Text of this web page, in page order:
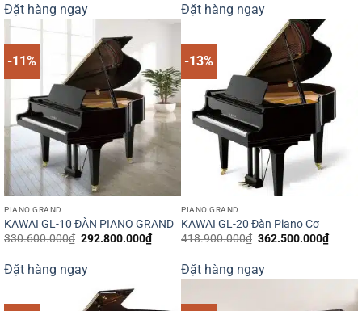
248.000.000₫.
240.000.000₫.
Đặt hàng ngay
35.000.000₫.
Đặt hàng ngay
-11%
PIANO GRAND
KAWAI GL-10 ĐÀN PIANO GRAND
330.600.000₫ Giá
330.600.000₫.
292.800.000₫Giá
hiện
292.800.000₫.
Đặt hàng ngay
-13%
PIANO GRAND
KAWAI GL-20 Đàn Piano Cơ
418.900.000₫ Giá
418.900.000₫.
362.500.000₫Giá
hiện
Đặt hàng ngay